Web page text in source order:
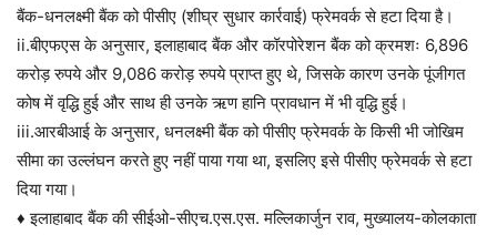
बैंक-धनलक्ष्मी बैंक को पीसीए (शीघ्र सुधार कार्रवाई) फ्रेमवर्क से हटा दिया है।
ii.बीएफएस के अनुसार, इलाहाबाद बैंक और कॉरपोरेशन बैंक को क्रमशः 6,896
करोड़ रुपये और 9,086 करोड़ रुपये प्राप्त हुए थे, जिसके कारण उनके पूंजीगत
कोष में वृद्धि हुई और साथ ही उनके ऋण हानि प्रावधान में भी वृद्धि हुई।
iii.आरबीआई के अनुसार, धनलक्ष्मी बैंक को पीसीए फ्रेमवर्क के किसी भी जोखिम
सीमा का उल्लंघन करते हुए नहीं पाया गया था, इसलिए इसे पीसीए फ्रेमवर्क से हटा
दिया गया।
♦ इलाहाबाद बैंक की सीईओ-सीएच.एस.एस. मल्लिकार्जुन राव, मुख्यालय-कोलकाता